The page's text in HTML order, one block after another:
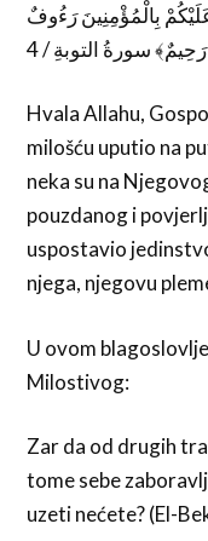
بِالْمُؤْمِنِينَ رَءُوفٌ
رَحِيمٌ﴾ سورةُ التوبةِ / 4
Hvala Allahu,
milošću uputio na
neka su na
pouzdanog i
uspostavio
njega, njegovu
U ovom
Milostivog:
Zar da od drugih
tome sebe
uzeti nećete? (El-